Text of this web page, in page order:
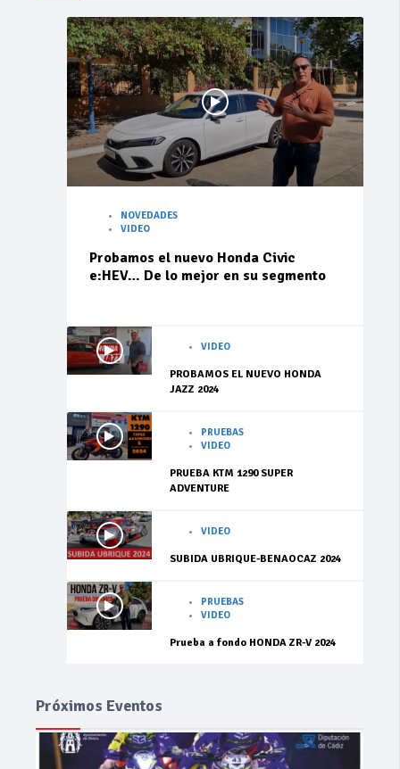
NOVEDADES
VIDEO
Probamos el nuevo Honda Civic
e:HEV… De lo mejor en su segmento
VIDEO
PROBAMOS EL NUEVO HONDA
JAZZ 2024
PRUEBAS
VIDEO
PRUEBA KTM 1290 SUPER
ADVENTURE
VIDEO
SUBIDA UBRIQUE-BENAOCAZ 2024
PRUEBAS
VIDEO
Prueba a fondo HONDA ZR-V 2024
Próximos Eventos